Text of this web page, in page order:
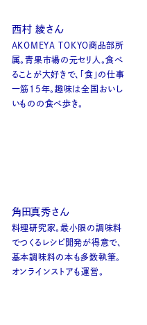
西村 綾さん
AKOMEYA TOKYO商品部所
属。青果市場の元セリ人。食べ
ることが大好きで、「食」の仕事
一筋15年。趣味は全国おいし
いものの食べ歩き。
角田真秀さん
料理研究家。最小限の調味料
でつくるレシピ開発が得意で、
基本調味料の本も多数執筆。
オンラインストアも運営。